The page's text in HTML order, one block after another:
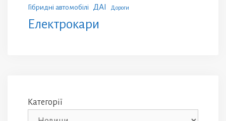
Гібридні автомобілі ДАІ Дороги
Електрокари
Категорії